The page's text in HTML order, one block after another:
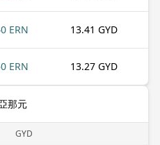
ERN 13.41 GYD
ERN 13.27 GYD
那元
GYD